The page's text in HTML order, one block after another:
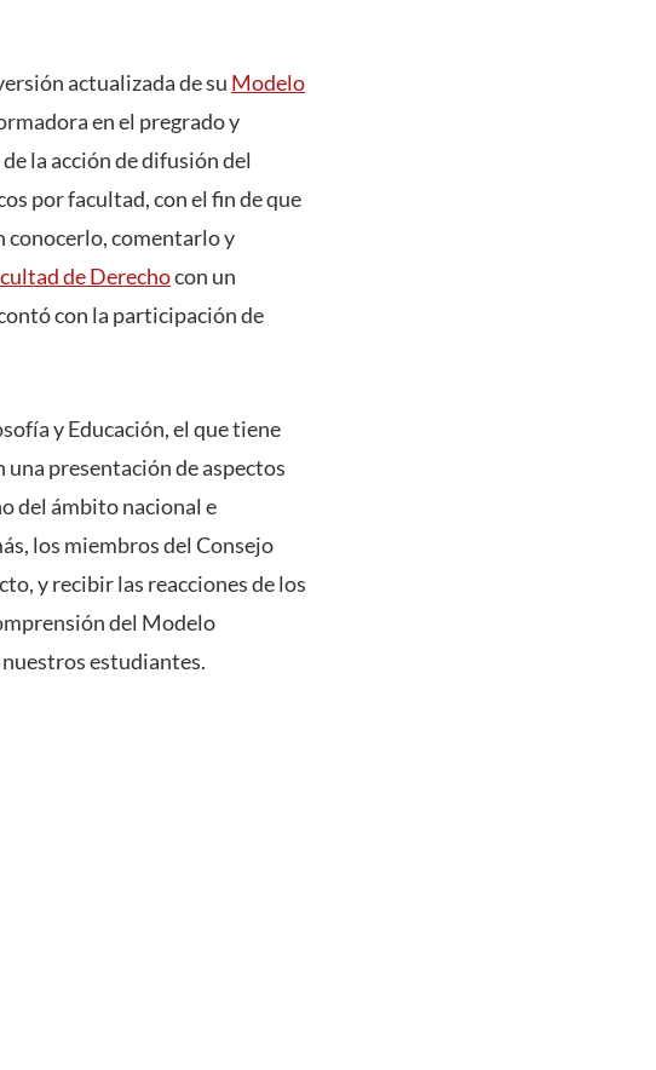
actualizada de su Modelo
en el pregrado y
la acción de difusión del
por facultad, con el fin de que
conocerlo, comentarlo y
de Derechocon un
con la participación de
y Educación, el que tiene
presentación de aspectos
del ámbito nacional e
los miembros del Consejo
y recibir las reacciones de los
del Modelo
estudiantes.